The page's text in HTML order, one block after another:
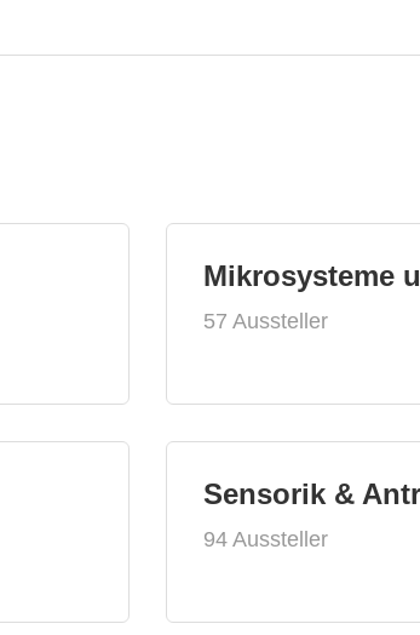
Mikrosysteme
57 Aussteller
Sensorik &
94 Aussteller